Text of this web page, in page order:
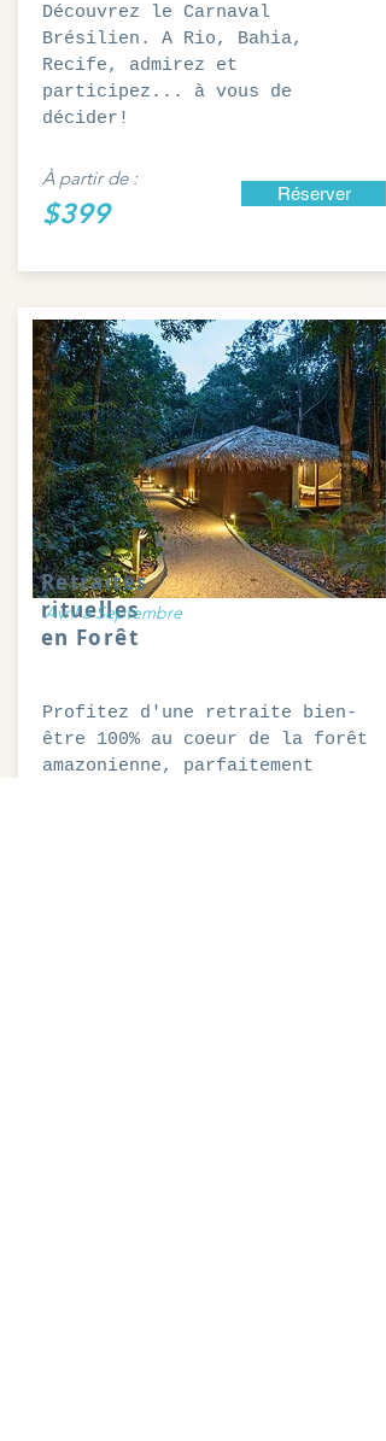
Découvrez le Carnaval
Brésilien. A Rio, Bahia,
Recife, admirez et
participez... à vous de
décider!
À partir de :
$399
Réserver
Retraites
rituelles
en Forêt
Avril à Septembre
Profitez d'une retraite bien-
être 100% au coeur de la forêt
amazonienne, parfaitement